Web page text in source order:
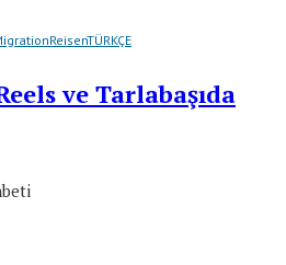
ReisenTÜRKÇE
ve Tarlabaşıda